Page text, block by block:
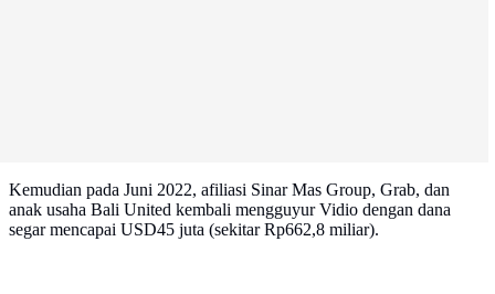
Kemudian pada Juni 2022, afiliasi Sinar Mas Group, Grab, dan
anak usaha Bali United kembali mengguyur Vidio dengan dana
segar mencapai USD45 juta (sekitar Rp662,8 miliar).